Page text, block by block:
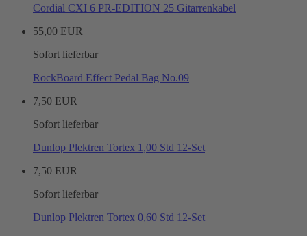
Cordial CXI 6 PR-EDITION 25 Gitarrenkabel
55,00 EUR
Sofort lieferbar
RockBoard Effect Pedal Bag No.09
7,50 EUR
Sofort lieferbar
Dunlop Plektren Tortex 1,00 Std 12-Set
7,50 EUR
Sofort lieferbar
Dunlop Plektren Tortex 0,60 Std 12-Set